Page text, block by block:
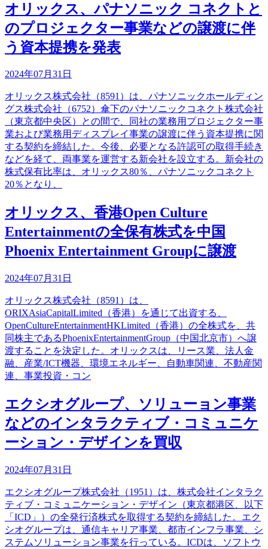
オリックス、パナソニック コネクトと
のプロジェクター事業などの譲渡に伴
う資本提携を発表
2024年07月31日
オリックス株式会社（8591）は、パナソニックホールディン
グス株式会社（6752）傘下のパナソニックコネクト株式会社
（東京都中央区）との間で、同社の業務用プロジェクター事
業および業務用ディスプレイ事業の譲渡に伴う資本提携に関
する契約を締結した。今後、必要となる許認可の取得手続き
などを経て、両事業を運営する新会社を設立する。新会社の
株式保有比率は、オリックス80％、パナソニックコネクト
20％となり、
オリックス、香港Open Culture
Entertainmentの全保有株式を中国
Phoenix Entertainment Groupに譲渡
2024年07月31日
オリックス株式会社（8591）は、
ORIXAsiaCapitalLimited（香港）を通じて出資する、
OpenCultureEntertainmentHKLimited（香港）の全株式を、共
同株主であるPhoenixEntertainmentGroup（中国北京市）へ譲
渡することを決定した。オリックスは、リース業、法人金
融、産業/ICT機器、環境エネルギー、自動車関連、不動産関
連、事業投資・コン
エクシオグループ、ソリューョン事業
などのインタラクティブ・コミュニケ
ーション・デザインを買収
2024年07月31日
エクシオグループ株式会社（1951）は、株式会社インタラク
ティブ・コミュニケーション・デザイン（東京都港区、以下
「ICD」）の全発行済株式を取得する契約を締結した。エク
シオグループは、通信キャリア事業、都市インフラ事業、シ
ステムソリューション事業を行っている。ICDは、ソフトウ